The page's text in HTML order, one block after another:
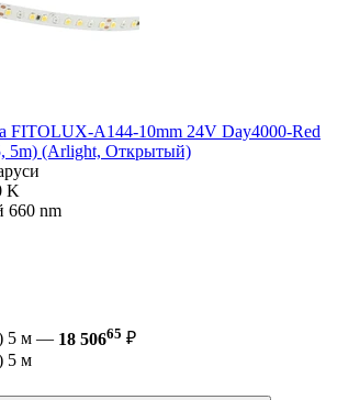
FITOLUX-A144-10mm 24V Day4000-Red
5m) (Arlight, Открытый)
K
660 nm
5 м — 18 50665 ₽
5 м